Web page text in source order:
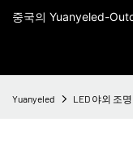
중국의 Yuanyeled-
Yuanyeled LED 야외 조명